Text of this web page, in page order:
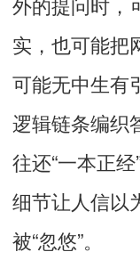
实，也可能把
可能无中生有
逻辑链条编织
往还“一本正
细节让人信以
被“忽悠”。